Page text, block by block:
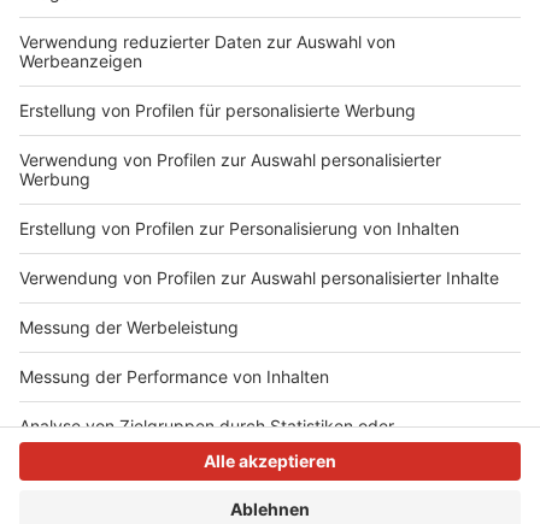
Themen spiegeln sich in den Texten und Melodien
seines Werks wider, was "Boy Made Out of Stars" zu
einer sehr persönlichen und gleichzeitig universell
ansprechenden Platte macht.
Autor: Joachim Schultheis
Anzeige